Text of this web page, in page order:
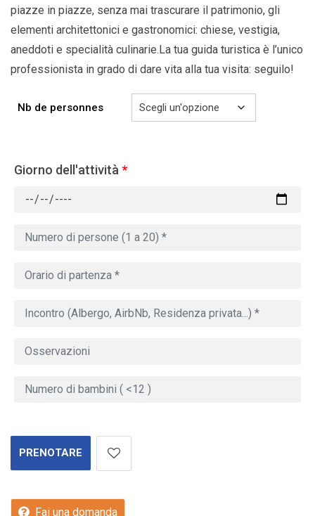
piazze in piazze, senza mai trascurare il patrimonio, gli
elementi architettonici e gastronomici: chiese, vestigia,
aneddoti e specialità culinarie.La tua guida turistica è l’unico
professionista in grado di dare vita alla tua visita: seguilo!
Nb de personnes
Giorno dell'attività *
PRENOTARE
Fai una domanda